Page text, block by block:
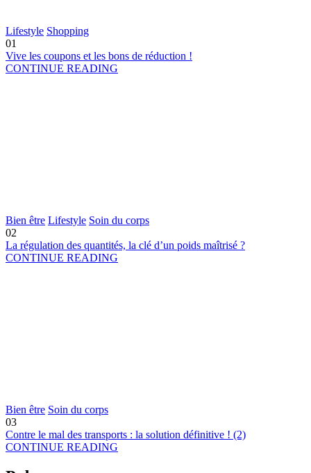
Lifestyle Shopping
01
Vive les coupons et les bons de réduction !
CONTINUE READING
Bien être Lifestyle Soin du corps
02
La régulation des quantités, la clé d’un poids maîtrisé ?
CONTINUE READING
Bien être Soin du corps
03
Contre le mal des transports : la solution définitive ! (2)
CONTINUE READING